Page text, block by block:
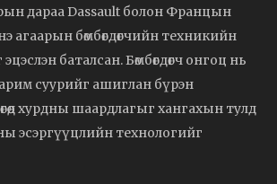
дараа Dassault болон Францын
агаарын бөмбөгдөгчийн техникийн
баталсан. Бөмбөгдөгч онгоц нь
суурийг ашиглан бүрэн
хурдны шаардлагыг хангахын тулд
эсэргүүцлийн технологийг